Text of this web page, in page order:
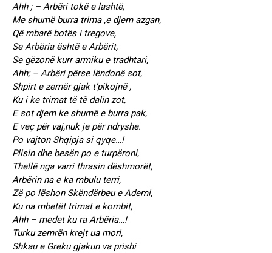
Ahh ; – Arbëri tokë e lashtë,
Me shumë burra trima ,e djem azgan,
Që mbarë botës i tregove,
Se Arbëria është e Arbërit,
Se gëzonë kurr armiku e tradhtari,
Ahh; – Arbëri përse lëndonë sot,
Shpirt e zemër gjak t’pikojnë ,
Ku i ke trimat të të dalin zot,
E sot djem ke shumë e burra pak,
E veç për vaj,nuk je për ndryshe.
Po vajton Shqipja si qyqe…!
Plisin dhe besën po e turpëroni,
Thellë nga varri thrasin dëshmorët,
Arbërin na e ka mbulu terri,
Zë po lëshon Skëndërbeu e Ademi,
Ku na mbetët trimat e kombit,
Ahh – medet ku ra Arbëria…!
Turku zemrën krejt ua mori,
Shkau e Greku gjakun va prishi